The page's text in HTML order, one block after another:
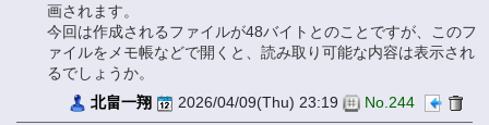
画されます。
今回は作成されるファイルが48バイトとのことですが、このフ
ァイルをメモ帳などで開くと、読み取り可能な内容は表示され
るでしょうか。
北畠一翔
2026/04/09(Thu) 23:19 No.244